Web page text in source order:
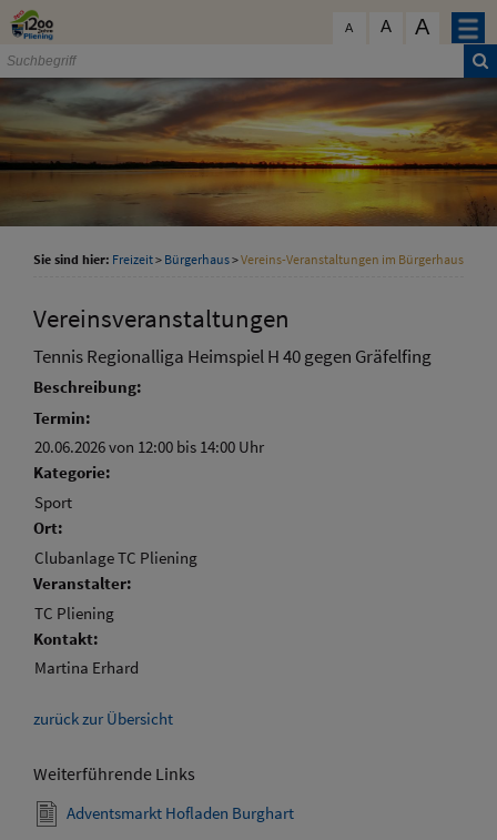
Zum Inhalt
A A A
Sie sind hier: Freizeit> Bürgerhaus>Vereins-Veranstaltungen im Bürgerhaus
Vereinsveranstaltungen
Tennis Regionalliga Heimspiel H 40 gegen Gräfelfing
Beschreibung:
Termin:
20.06.2026 von 12:00 bis 14:00 Uhr
Kategorie:
Sport
Ort:
Clubanlage TC Pliening
Veranstalter:
TC Pliening
Kontakt:
Martina Erhard
zurück zur Übersicht
Weiterführende Links
Adventsmarkt Hofladen Burghart
schließen